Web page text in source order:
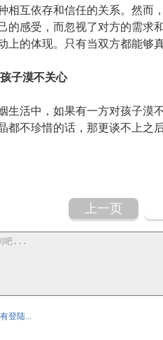
相互依存和信任的关系。然而
的感受，而忽视了对方的需求
上的体现。只有当双方都能够
子漠不关心
生活中，如果有一方对孩子漠
都不珍惜的话，那更谈不上之
上一页
登陆...